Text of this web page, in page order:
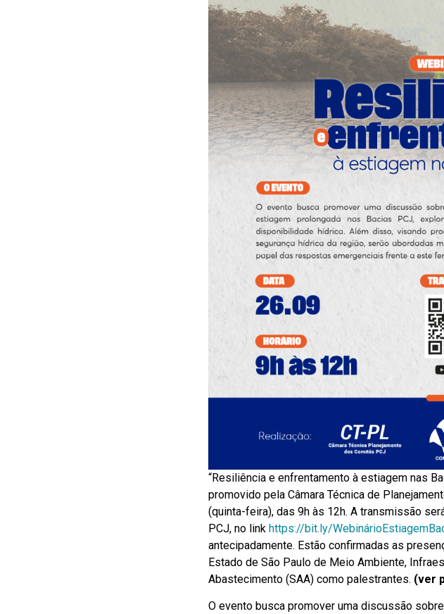
“Resiliência e enfrentamento à estiagem nas
promovido pela Câmara Técnica de
(quinta-feira), das 9h às 12h. A transmissão
PCJ, no link https://bit.ly/
antecipadamente. Estão confirmadas as
Estado de São Paulo de Meio Ambiente,
Abastecimento (SAA) como palestrantes. (ver
O evento busca promover uma discussão